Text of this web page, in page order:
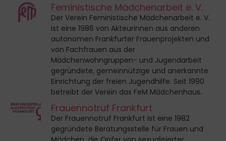
Feministische Mädchenarbeit e. V.
Der Verein Feministische Mädchenarbeit e. V.
ist eine 1986 von Akteurinnen aus anderen
autonomen Frankfurter Frauenprojekten und
von Fachfrauen aus der
Mädchenwohngruppen- und Jugendarbeit
gegründete, gemeinnützige und anerkannte
Einrichtung der freien Jugendhilfe. Seit 1990
betreibt der Verein das FeM Mädchenhaus.
Frauennotruf Frankfurt
Der Frauennotruf Frankfurt ist eine 1982
gegründete Beratungsstelle für Frauen und